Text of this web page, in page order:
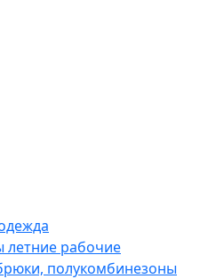
летние рабочие
полукомбинезоны